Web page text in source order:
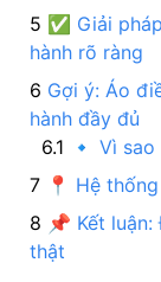
✅ Giải
hành rõ ràng
Gợi ý: Áo
hành đầy đủ
🔹 Vì
📍 Hệ
📌 Kết
thật